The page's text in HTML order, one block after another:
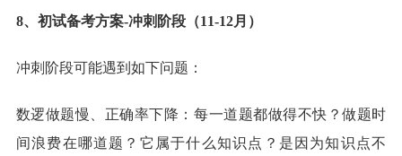
8、初试备考方案-冲刺阶段（11-12月）
冲刺阶段可能遇到如下问题：
数逻做题慢、正确率下降：每一道题都做得不快？做题时
间浪费在哪道题？它属于什么知识点？是因为知识点不